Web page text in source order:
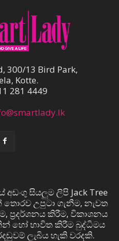
300/13 Bird Park,
Kotte.
281 4449
සියලුම ලිපි Jack Tree
තොරව උපුටා ගැනීම, නැවත
ප්‍රදර්ශනය කිරීම, විකාශනය
හෝ භාවිත කිරීම බුද්ධිමය
ලැබිය හැකි වරදකි.